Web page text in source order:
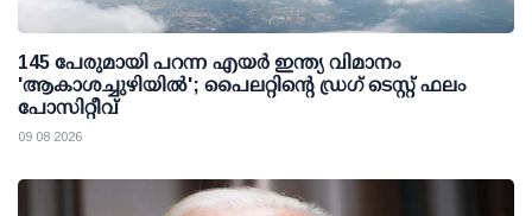
145 പേരുമായി പറന്ന എയര്‍ ഇന്ത്യ വിമാനം
'ആകാശച്ചുഴിയില്‍'; പൈലറ്റിന്റെ ഡ്രഗ് ടെസ്റ്റ് ഫലം
പോസിറ്റീവ്
09 08 2026